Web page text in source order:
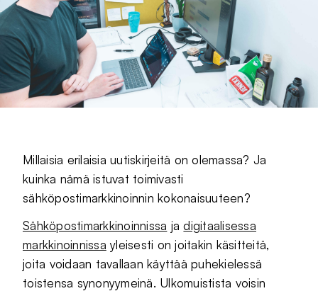
Millaisia erilaisia uutiskirjeitä on olemassa? Ja
kuinka nämä istuvat toimivasti
sähköpostimarkkinoinnin kokonaisuuteen?
Sähköpostimarkkinoinnissa jadigitaalisessa
markkinoinnissa yleisesti on joitakin käsitteitä,
joita voidaan tavallaan käyttää puhekielessä
toistensa synonyymeinä. Ulkomuistista voisin